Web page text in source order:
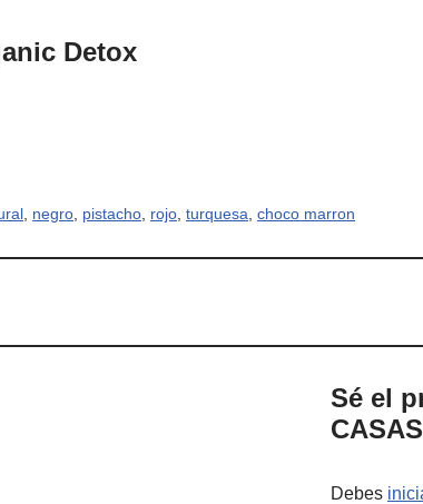
Detox
negro pistacho rojo turquesa choco marron
Sé el
Debes